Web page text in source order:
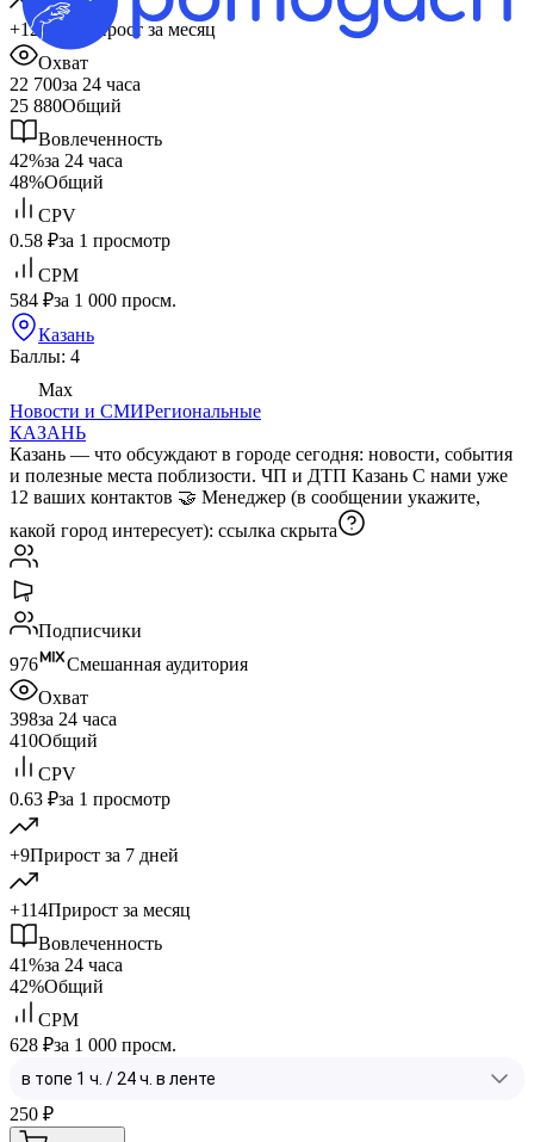
+12 528
Прирост за месяц
Охват
22 700за 24 часа
25 880Общий
Вовлеченность
42%за 24 часа
48%Общий
CPV
0.58 ₽за 1 просмотр
CPM
584 ₽за 1 000 просм.
Казань
Баллы: 4
Max
Новости и СМИРегиональные
КАЗАНЬ
Казань — что обсуждают в городе сегодня: новости, события
и полезные места поблизости. ЧП и ДТП Казань С нами уже
12 ваших контактов 🤝 Менеджер (в сообщении укажите,
какой город интересует): ссылка скрыта
Подписчики
976
Смешанная аудитория
Охват
398за 24 часа
410Общий
CPV
0.63 ₽за 1 просмотр
+9Прирост за 7 дней
+114Прирост за месяц
Вовлеченность
41%за 24 часа
42%Общий
CPM
628 ₽за 1 000 просм.
250 ₽